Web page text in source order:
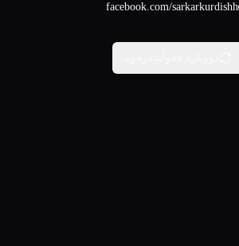
facebook.com/sarkarkurdishh